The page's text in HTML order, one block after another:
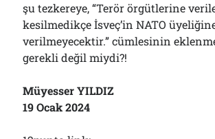
şu tezkereye, “Terör örgütlerine
kesilmedikçe İsveç’in NATO
verilmeyecektir.” cümlesinin
gerekli değil miydi?!
Müyesser YILDIZ
19 Ocak 2024